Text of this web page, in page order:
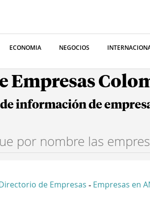
ECONOMIA NEGOCIOS
Empresas
información de
de Empresas - Empresas en